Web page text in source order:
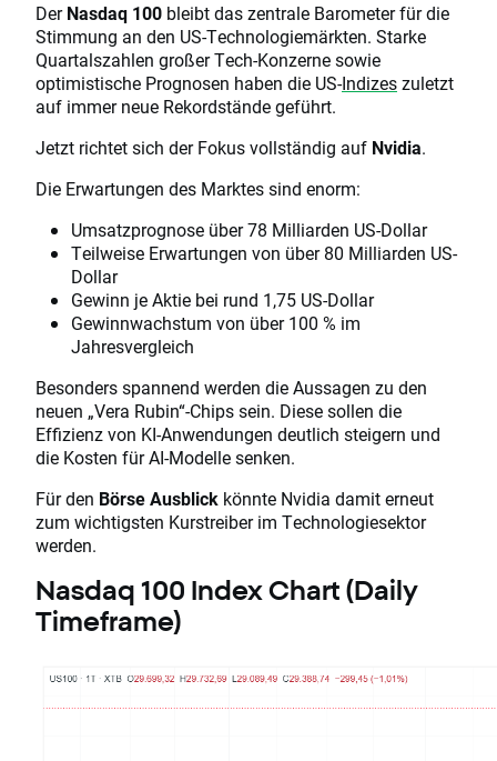
DerNasdaq 100 bleibt das zentrale Barometer für die
Stimmung an den US-Technologiemärkten. Starke
Quartalszahlen großer Tech-Konzerne sowie
optimistische Prognosen haben die US-Indizeszuletzt
auf immer neue Rekordstände geführt.
Jetzt richtet sich der Fokus vollständig auf Nvidia.
Die Erwartungen des Marktes sind enorm:
Umsatzprognose über 78 Milliarden US-Dollar
Teilweise Erwartungen von über 80 Milliarden US-
Dollar
Gewinn je Aktie bei rund 1,75 US-Dollar
Gewinnwachstum von über 100 % im
Jahresvergleich
Besonders spannend werden die Aussagen zu den
neuen „Vera Rubin“-Chips sein. Diese sollen die
Effizienz von KI-Anwendungen deutlich steigern und
die Kosten für AI-Modelle senken.
Für den Börse Ausblick könnte Nvidia damit erneut
zum wichtigsten Kurstreiber im Technologiesektor
werden.
Nasdaq 100 Index Chart (Daily
Timeframe)